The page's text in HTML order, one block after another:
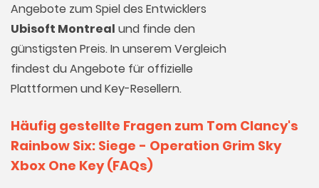
Angebote zum Spiel des Entwicklers
Ubisoft Montreal und finde den
günstigsten Preis. In unserem Vergleich
findest du Angebote für offizielle
Plattformen und Key-Resellern.
Häufig gestellte Fragen zum Tom Clancy's
Rainbow Six: Siege - Operation Grim Sky
Xbox One Key (FAQs)